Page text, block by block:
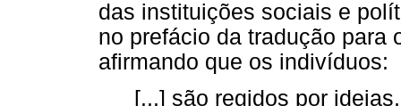
das instituições sociais e
no prefácio da tradução para
afirmando que os indivíduos:
[...] são regidos por